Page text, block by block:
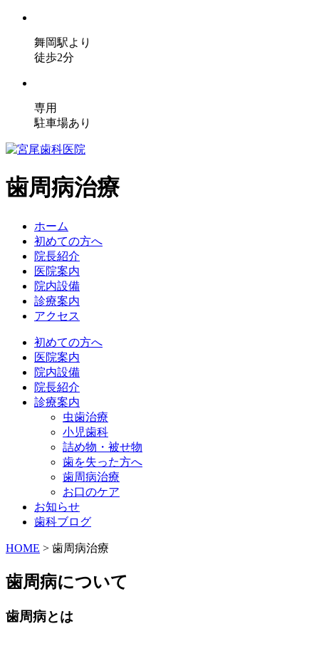
舞岡駅より
徒歩2分
専用
駐車場あり
歯周病治療
ホーム
初めての方へ
院長紹介
医院案内
院内設備
診療案内
アクセス
初めての方へ
医院案内
院内設備
院長紹介
診療案内
虫歯治療
小児歯科
詰め物・被せ物
歯を失った方へ
歯周病治療
お口のケア
お知らせ
歯科ブログ
HOME > 歯周病治療
歯周病について
歯周病とは